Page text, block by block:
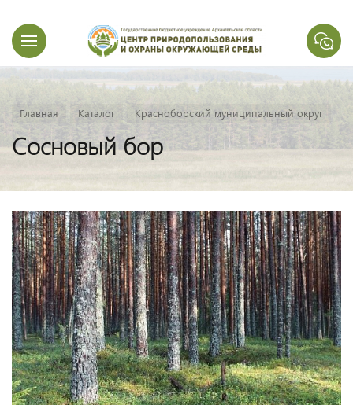
Главная Каталог Красноборский муниципальный округ
Сосновый бор